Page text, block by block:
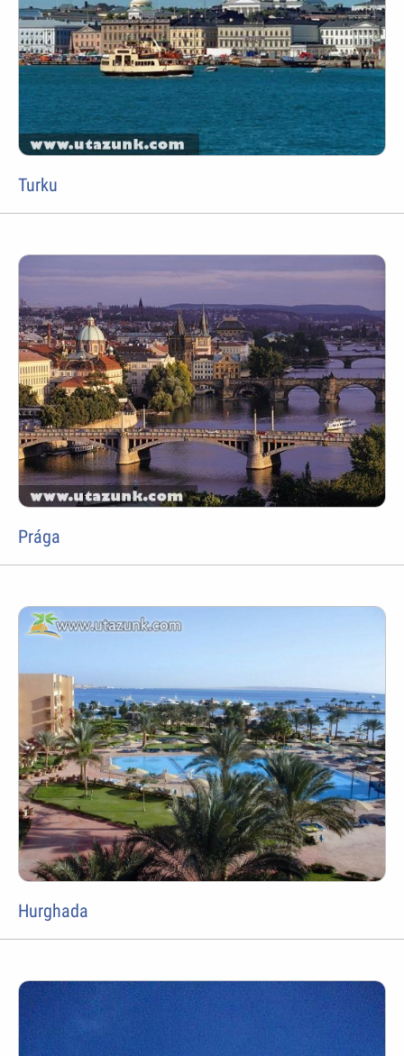
Turku
Prága
Hurghada